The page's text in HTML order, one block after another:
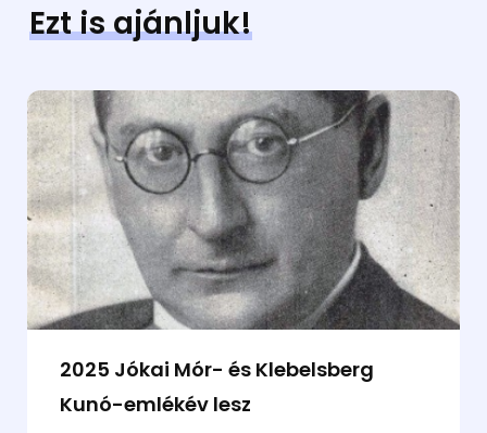
Ezt is ajánljuk!
2025 Jókai Mór- és Klebelsberg
Kunó-emlékév lesz